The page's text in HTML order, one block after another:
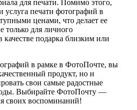
для печати. Помимо этого,
услуга печати фотографий в
ценами, что делает ее
для личного
качестве подарка близким или
в рамке в ФотоПочте, вы
продукт, но и
свои самые радостные
Выбирайте ФотоПочту —
своих воспоминаний!